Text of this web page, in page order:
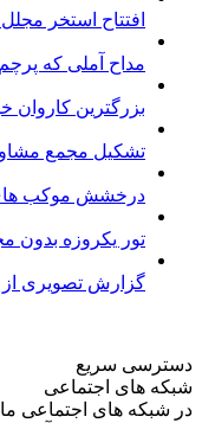
افتتاح استخر
مداح آملی که
بزرگترین کاروان
تشکیل مجمع
درخشش موکب
تور یکروزه بدون
گزارش تصویری
دسترسی سریع
شبکه های اجتماعی
در شبکه های اجتماعی ما